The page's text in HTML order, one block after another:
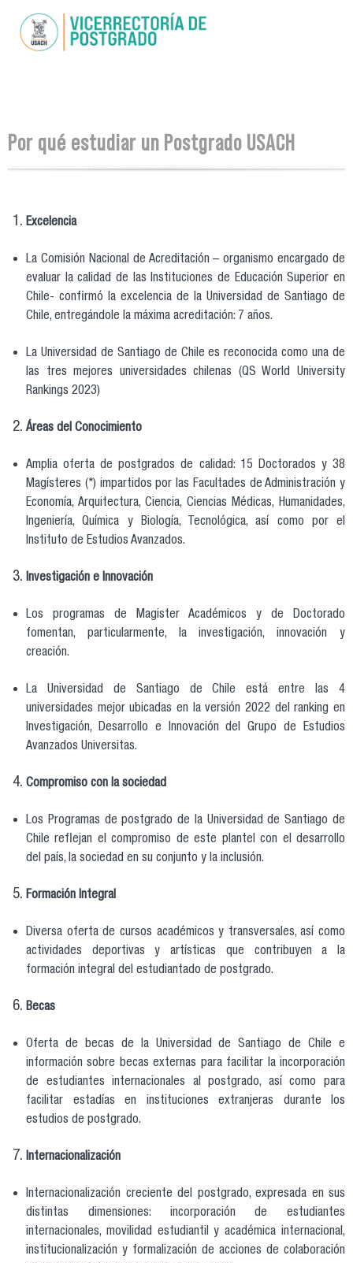
contenido
Se encuentra usted aquí
Por qué estudiar un Postgrado USACH
Excelencia
La Comisión Nacional de Acreditación – organismo encargado de
evaluar la calidad de las Instituciones de Educación Superior en
Chile- confirmó la excelencia de la Universidad de Santiago de
Chile, entregándole la máxima acreditación: 7 años.
La Universidad de Santiago de Chile es reconocida como una de
las tres mejores universidades chilenas (QS World University
Rankings 2023)
Áreas del Conocimiento
Amplia oferta de postgrados de calidad: 15 Doctorados y 38
Magísteres (*) impartidos por las Facultades de Administración y
Economía, Arquitectura, Ciencia, Ciencias Médicas, Humanidades,
Ingeniería, Química y Biología, Tecnológica, así como por el
Instituto de Estudios Avanzados.
Investigación e Innovación
Los programas de Magister Académicos y de Doctorado
fomentan, particularmente, la investigación, innovación y
creación.
La Universidad de Santiago de Chile está entre las 4
universidades mejor ubicadas en la versión 2022 del ranking en
Investigación, Desarrollo e Innovación del Grupo de Estudios
Avanzados Universitas.
Compromiso con la sociedad
Los Programas de postgrado de la Universidad de Santiago de
Chile reflejan el compromiso de este plantel con el desarrollo
del país, la sociedad en su conjunto y la inclusión.
Formación Integral
Diversa oferta de cursos académicos y transversales, así como
actividades deportivas y artísticas que contribuyen a la
formación integral del estudiantado de postgrado.
Becas
Oferta de becas de la Universidad de Santiago de Chile e
información sobre becas externas para facilitar la incorporación
de estudiantes internacionales al postgrado, así como para
facilitar estadías en instituciones extranjeras durante los
estudios de postgrado.
Internacionalización
Internacionalización creciente del postgrado, expresada en sus
distintas dimensiones: incorporación de estudiantes
internacionales, movilidad estudiantil y académica internacional,
institucionalización y formalización de acciones de colaboración